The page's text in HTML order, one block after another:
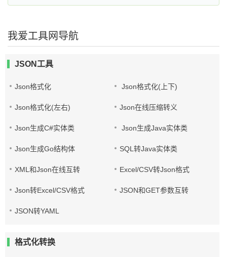
我爱工具网导航
JSON工具
Json格式化 Json格式化(上下)
Json格式化(左右) Json在线压缩转义
Json生成C#实体类 Json生成Java实体类
Json生成Go结构体 SQL转Java实体类
XML和Json在线互转 Excel/CSV转Json格式
Json转Excel/CSV格式 JSON和GET参数互转
JSON转YAML
格式化转换